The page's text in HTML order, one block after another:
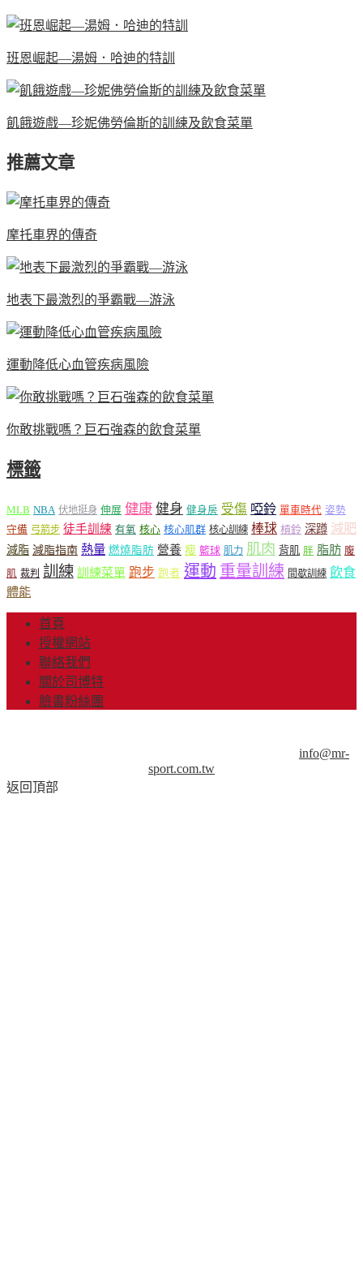
班恩崛起—湯姆．哈迪的特訓
飢餓遊戲—珍妮佛勞倫斯的訓練及飲食菜單
推薦文章
摩托車界的傳奇
地表下最激烈的爭霸戰—游泳
運動降低心血管疾病風險
你敢挑戰嗎？巨石強森的飲食菜單
標籤
MLB NBA 伏地挺身 伸展 健康 健身 健身房 受傷 啞鈴 單車時代 姿勢
守備 弓箭步 徒手訓練 有氧 核心 核心肌群 核心訓練 棒球 槓鈴 深蹲 減肥
減脂 減脂指南 熱量 燃燒脂肪 營養 瘦 籃球 肌力 肌肉 背肌 胖 脂肪 腹
肌 裁判 訓練 訓練菜單 跑步 跑者 運動 重量訓練 間歇訓練 飲食
體能
首頁
授權網站
聯絡我們
關於司博特
臉書粉絲團
info@mr-
sport.com.tw
返回頂部